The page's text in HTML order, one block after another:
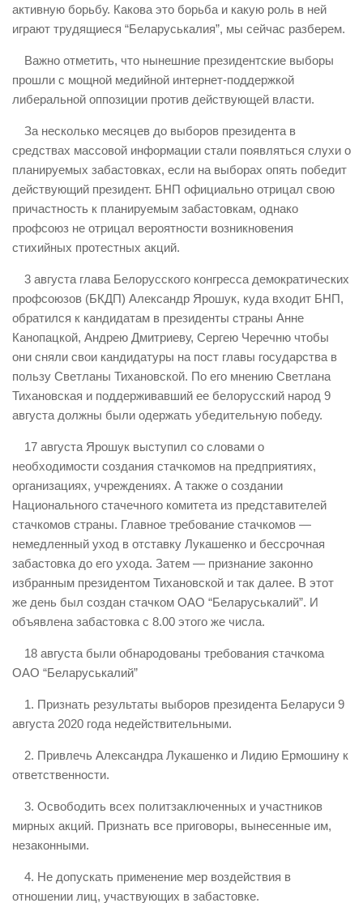
активную борьбу. Какова это борьба и какую роль в ней
играют трудящиеся “Беларуськалия”, мы сейчас разберем.
Важно отметить, что нынешние президентские выборы
прошли с мощной медийной интернет-поддержкой
либеральной оппозиции против действующей власти.
За несколько месяцев до выборов президента в
средствах массовой информации стали появляться слухи о
планируемых забастовках, если на выборах опять победит
действующий президент. БНП официально отрицал свою
причастность к планируемым забастовкам, однако
профсоюз не отрицал вероятности возникновения
стихийных протестных акций.
3 августа глава Белорусского конгресса демократических
профсоюзов (БКДП) Александр Ярошук, куда входит БНП,
обратился к кандидатам в президенты страны Анне
Канопацкой, Андрею Дмитриеву, Сергею Черечню чтобы
они сняли свои кандидатуры на пост главы государства в
пользу Светланы Тихановской. По его мнению Светлана
Тихановская и поддерживавший ее белорусский народ 9
августа должны были одержать убедительную победу.
17 августа Ярошук выступил со словами о
необходимости создания стачкомов на предприятиях,
организациях, учреждениях. А также о создании
Национального стачечного комитета из представителей
стачкомов страны. Главное требование стачкомов —
немедленный уход в отставку Лукашенко и бессрочная
забастовка до его ухода. Затем — признание законно
избранным президентом Тихановской и так далее. В этот
же день был создан стачком ОАО “Беларуськалий”. И
объявлена забастовка с 8.00 этого же числа.
18 августа были обнародованы требования стачкома
ОАО “Беларуськалий”
1. Признать результаты выборов президента Беларуси 9
августа 2020 года недействительными.
2. Привлечь Александра Лукашенко и Лидию Ермошину к
ответственности.
3. Освободить всех политзаключенных и участников
мирных акций. Признать все приговоры, вынесенные им,
незаконными.
4. Не допускать применение мер воздействия в
отношении лиц, участвующих в забастовке.